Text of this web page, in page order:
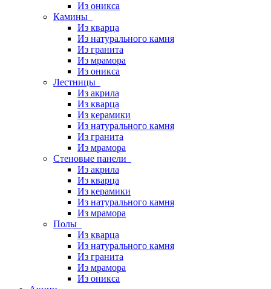
Из оникса
Камины
Из кварца
Из натурального камня
Из гранита
Из мрамора
Из оникса
Лестницы
Из акрила
Из кварца
Из керамики
Из натурального камня
Из гранита
Из мрамора
Стеновые панели
Из акрила
Из кварца
Из керамики
Из натурального камня
Из мрамора
Полы
Из кварца
Из натурального камня
Из гранита
Из мрамора
Из оникса